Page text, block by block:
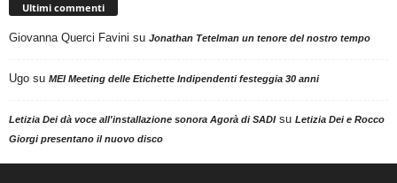
Ultimi commenti
Giovanna Querci Favini su Jonathan Tetelman un tenore del nostro tempo
Ugo su MEI Meeting delle Etichette Indipendenti festeggia 30 anni
Letizia Dei dà voce all'installazione sonora Agorà di SADIsu Letizia Dei e Rocco
Giorgi presentano il nuovo disco